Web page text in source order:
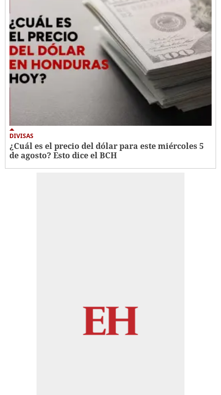
DIVISAS
¿Cuál es el precio del dólar para este miércoles 5
de agosto? Esto dice el BCH